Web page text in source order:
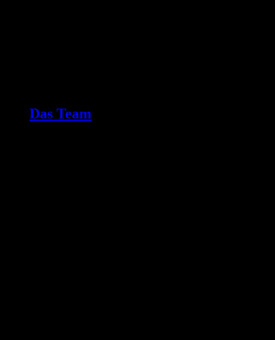
Das Team